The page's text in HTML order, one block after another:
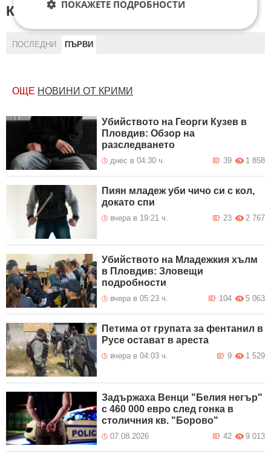
КОМЕНТАРИ КЪМ СТАТИЯТА
ПОСЛЕДНИ ПЪРВИ
ОЩЕ НОВИНИ ОТ КРИМИ
Убийството на Георги Кузев в
Пловдив: Обзор на
разследването
днес в 04:30 ч. 1 858
39
Пиян младеж уби чичо си с кол,
докато спи
вчера в 19:21 ч. 2 767
23
Убийството на Младежкия хълм
в Пловдив: Зловещи
подробности
вчера в 05:23 ч. 5 063
104
Петима от групата за фентанил в
Русе остават в ареста
вчера в 04:03 ч. 1 529
9
Задържаха Венци "Белия негър"
с 460 000 евро след гонка в
столичния кв. "Борово"
07.08.2026 9 013
42
ПОКАЖЕТЕ ПОДРОБНОСТИ